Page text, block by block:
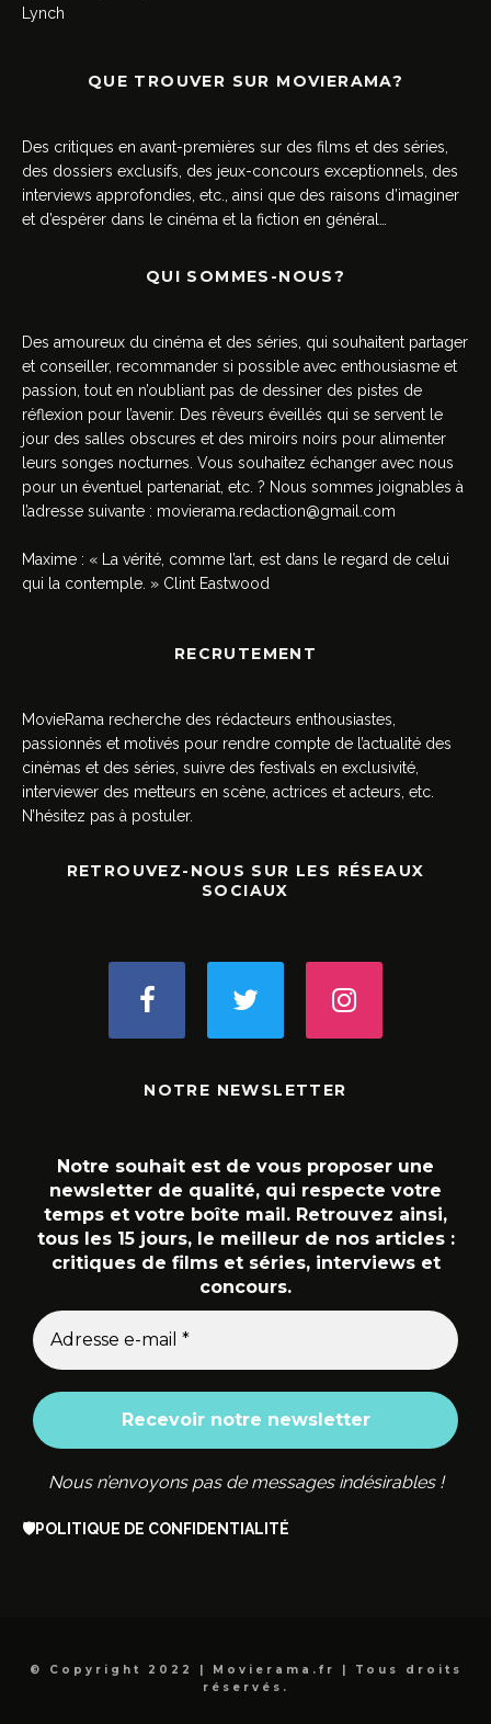
Lynch
QUE TROUVER SUR MOVIERAMA?
Des critiques en avant-premières sur des films et des séries,
des dossiers exclusifs, des jeux-concours exceptionnels, des
interviews approfondies, etc., ainsi que des raisons d’imaginer
et d’espérer dans le cinéma et la fiction en général…
QUI SOMMES-NOUS?
Des amoureux du cinéma et des séries, qui souhaitent partager
et conseiller, recommander si possible avec enthousiasme et
passion, tout en n’oubliant pas de dessiner des pistes de
réflexion pour l’avenir. Des rêveurs éveillés qui se servent le
jour des salles obscures et des miroirs noirs pour alimenter
leurs songes nocturnes. Vous souhaitez échanger avec nous
pour un éventuel partenariat, etc. ? Nous sommes joignables à
l’adresse suivante : movierama.redaction@gmail.com
Maxime : « La vérité, comme l’art, est dans le regard de celui
qui la contemple. » Clint Eastwood
RECRUTEMENT
MovieRama recherche des rédacteurs enthousiastes,
passionnés et motivés pour rendre compte de l’actualité des
cinémas et des séries, suivre des festivals en exclusivité,
interviewer des metteurs en scène, actrices et acteurs, etc.
N’hésitez pas à postuler.
RETROUVEZ-NOUS SUR LES RÉSEAUX
SOCIAUX
NOTRE NEWSLETTER
Notre souhait est de vous proposer une
newsletter de qualité, qui respecte votre
temps et votre boîte mail. Retrouvez ainsi,
tous les 15 jours, le meilleur de nos articles :
critiques de films et séries, interviews et
concours.
Nous n’envoyons pas de messages indésirables !
🛡️POLITIQUE DE CONFIDENTIALITÉ
© Copyright 2022 | Movierama.fr | Tous droits
réservés.